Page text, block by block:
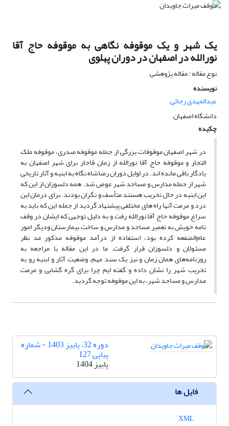
یک شهر و یک موقوفه نگاهی به موقوفه حاج آقا
نورالله در اصفهان در دوران پهلوی
نوع مقاله : مقاله پژوهشی
نویسنده
عبدالمهدی رجائی
دانشگاه اصفهان
چکیده
در شهر اصفهان موقوفات بزرگی از جمله موقوفه صدری، موقوفه ملک
التجار و موقوفه حاج آقا نورالله از زمان قاجار برای شهر اصفهان به
یادگار باقی مانده اند. در اوایل دوران رضاشاه نگاه به ابنیه و آثار تاریخی
شهر از جمله مدارس و مساجد شهر عوض شد. همه دلسوزان از این که
این ابنیه در حال تخریب هستند متأسف و نگران بودند. برای درمان این
درد و مرمت آنها راه های مختلفی پیشنهاد گردید از جمله این که باید به
سراغ موقوفه حاج آقا نورالله رفت و به دلیل توجهی که ایشان در وقف
نامه خویش به تعمیر مساجد و مدارس و ساخت بیمارستان ودیگر امور
عام‌المنفعه کرده بود، استفاده از درآمد موقوفه مذکور مد نظر
مسئولان و دلسوزان قرار گرفت. ما در این مقاله با مراجعه به
روزنامه‌های همان زمان و نیز یک سند مهم، وضعیت آثار و ابنیه رو به
تخریب شهر را نشان داده و گفته ایم چرا برای گره گشایی و مرمت
مدارس و مساجد شهر، به این موقوفه توجه گردید.
دوره 32، پاییز 1403 - شماره
پیاپی 127
پاییز 1404
فایل ها